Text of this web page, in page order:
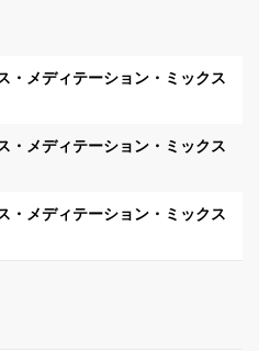
・メディテーション・ミックス
・メディテーション・ミックス
・メディテーション・ミックス